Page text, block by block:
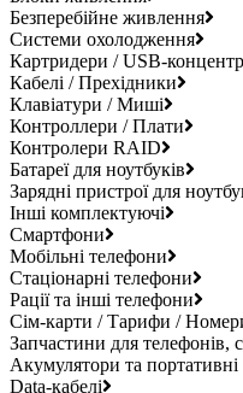
Безперебійне живлення
Системи охолодження
Картридери / USB-
Кабелі / Прехідники
Клавіатури / Миші
Контроллери / Плати
Контролери RAID
Батареї для ноутбуків
Зарядні пристрої для
Інші комплектуючі
Смартфони
Мобільні телефони
Стаціонарні телефони
Рації та інші телефони
Сім-карти / Тарифи /
Запчастини для телефонів,
Акумулятори та портативні
Data-кабелі